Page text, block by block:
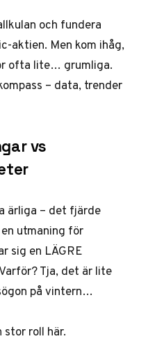
och fundera
aktien. Men kom ihåg,
ofta lite… grumliga.
– data, trender
vs
ärliga – det fjärde
utmaning för
sig en LÄGRE
Tja, det är lite
på vintern…
stor roll här.